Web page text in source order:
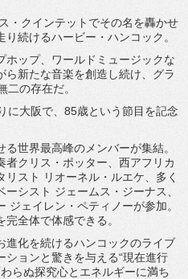
・ クインテットでその名を轟かせ
続けるハービー・ハンコック。
ップ、
ワールドミュージックな
ら新たな音楽を創造し続け、 グラ
二の存在だ。
に大阪で、 85歳という節目を記念
世界最高峰のメンバーが集結。
クリス・ポッター、 西アフリカ
スト リオーネル・ルエケ、 多く
シスト ジェームス・ジーナス、
ジェイレン・ペティノーが参加。
全体で体感できる。
進化を続けるハンコックのライブ
ョンと驚きを与える“現在進行
らぬ探究心とエネルギーに満ち